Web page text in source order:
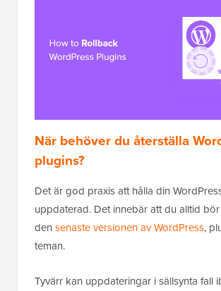
När behöver du återställa
plugins?
Det är god praxis att hålla din
uppdaterad. Det innebär att du alltid
den senaste versionen av WordPress,
teman.
Tyvärr kan uppdateringar i sällsynta fall